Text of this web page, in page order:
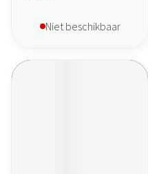
Niet beschikbaar